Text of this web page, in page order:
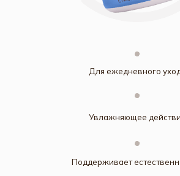
Для ежедневного
Увлажняющее
Поддерживает